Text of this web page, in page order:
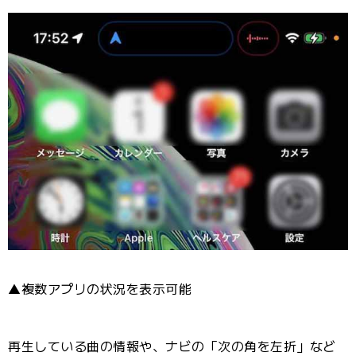
▲複数アプリの状況を表示可能
再生している曲の情報や、ナビの「次の角を左折」など